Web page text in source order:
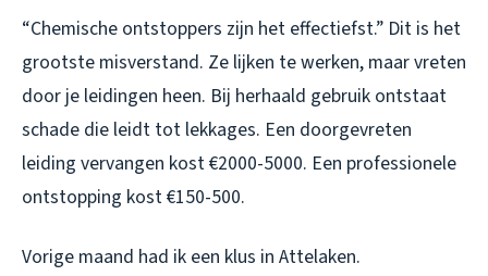
“Chemische ontstoppers zijn het effectiefst.” Dit is het
grootste misverstand. Ze lijken te werken, maar vreten
door je leidingen heen. Bij herhaald gebruik ontstaat
schade die leidt tot lekkages. Een doorgevreten
leiding vervangen kost €2000-5000. Een professionele
ontstopping kost €150-500.
Vorige maand had ik een klus in Attelaken.